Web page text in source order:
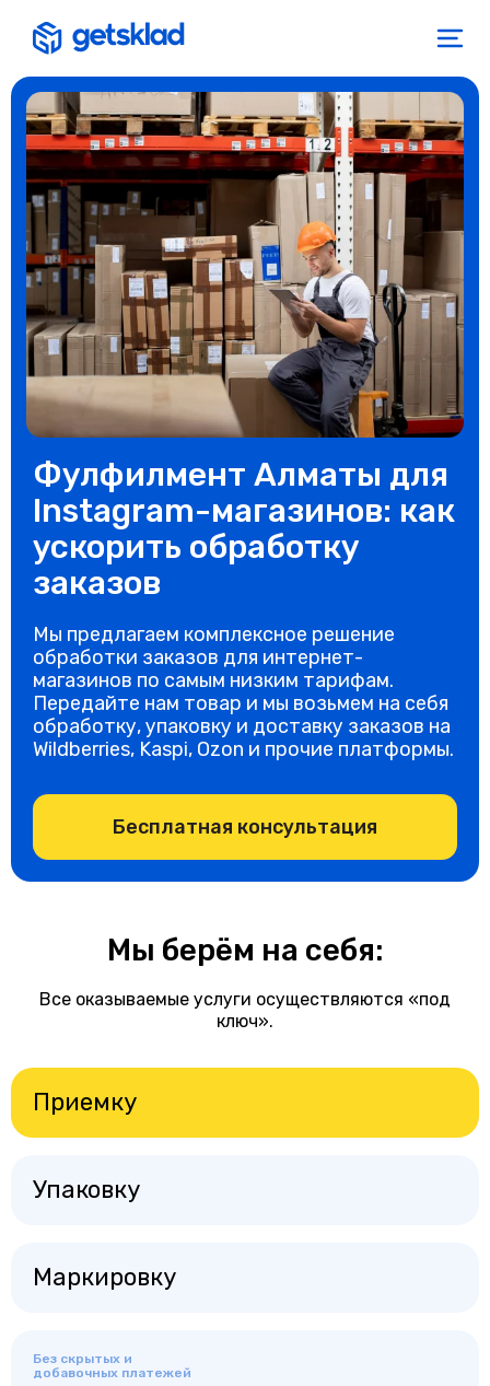
Фулфилмент Алматы для
Instagram-магазинов: как
ускорить обработку
заказов
Мы предлагаем комплексное решение
обработки заказов для интернет-
магазинов по самым низким тарифам.
Передайте нам товар и мы возьмем на себя
обработку, упаковку и доставку заказов на
Wildberries, Kaspi, Ozon и прочие платформы.
Бесплатная консультация
Мы берём на себя:
Все оказываемые услуги осуществляются «под
ключ».
Приемку
Упаковку
Маркировку
Без скрытых и
добавочных платежей